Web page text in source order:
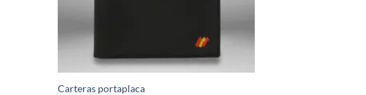
Carteras portaplaca